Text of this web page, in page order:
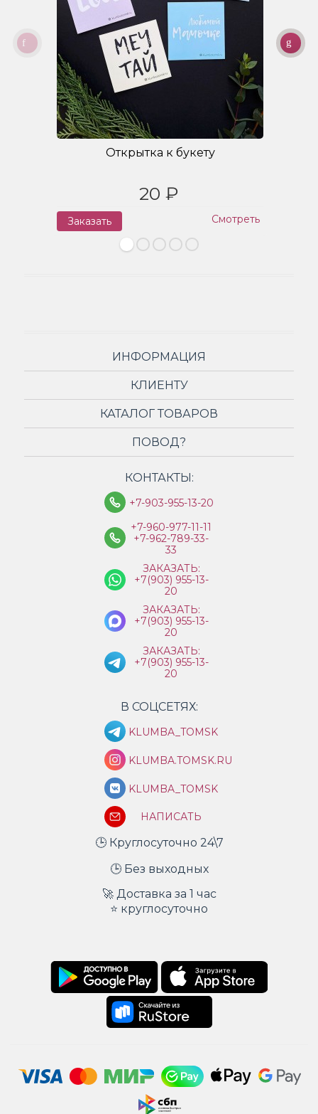
Открытка к букету
20 ₽
Заказать Смотреть
ИНФОРМАЦИЯ
КЛИЕНТУ
КАТАЛОГ ТОВАРОВ
ПОВОД?
КОНТАКТЫ:
+7-903-955-13-20
+7-960-977-11-11
+7-962-789-33-
33
ЗАКАЗАТЬ:
+7(903) 955-13-
20
ЗАКАЗАТЬ:
+7(903) 955-13-
20
ЗАКАЗАТЬ:
+7(903) 955-13-
20
В СОЦСЕТЯХ:
KLUMBA_TOMSK
KLUMBA.TOMSK.RU
KLUMBA_TOMSK
НАПИСАТЬ
🕒 Круглосуточно 24\7
🕒 Без выходных
🚀 Доставка за 1 час
⭐ круглосуточно